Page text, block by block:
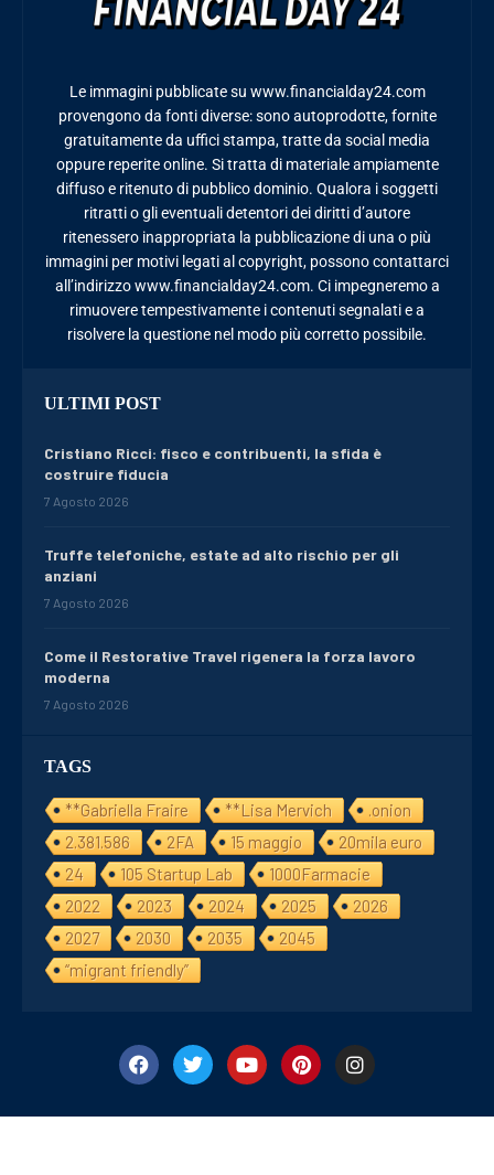
TAGS
**Gabriella Fraire **Lisa Mervich
.onion
2.381.586
2FA 15 maggio
20mila euro
24
105 Startup Lab
1000Farmacie
2022
2023 2024 2025
2026
2027
2030 2035
2045
“migrant friendly”
Le immagini pubblicate su www.financialday24.com
provengono da fonti diverse: sono autoprodotte, fornite
gratuitamente da uffici stampa, tratte da social media
oppure reperite online. Si tratta di materiale ampiamente
diffuso e ritenuto di pubblico dominio. Qualora i soggetti
ritratti o gli eventuali detentori dei diritti d’autore
ritenessero inappropriata la pubblicazione di una o più
immagini per motivi legati al copyright, possono contattarci
all’indirizzo www.financialday24.com. Ci impegneremo a
rimuovere tempestivamente i contenuti segnalati e a
risolvere la questione nel modo più corretto possibile.
ULTIMI POST
Cristiano Ricci: fisco e contribuenti, la sfida è
costruire fiducia
7 Agosto 2026
Truffe telefoniche, estate ad alto rischio per gli
anziani
7 Agosto 2026
Come il Restorative Travel rigenera la forza lavoro
moderna
7 Agosto 2026